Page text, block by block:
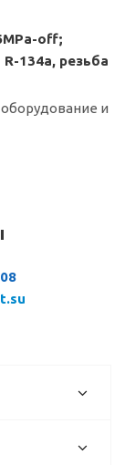
off;
134a, резьба
и